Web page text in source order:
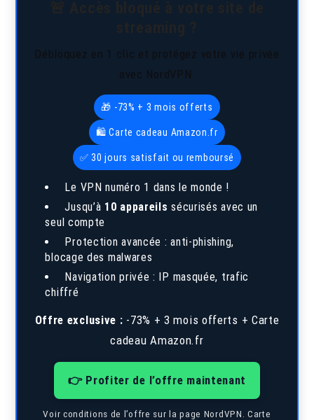
Débloquez en 1 clic et protégez votre vie privée
avec NordVPN.
🎁 -73% + 3 mois offerts
🛍️ Carte cadeau Amazon.fr
✅ 30 jours satisfait ou remboursé
Le VPN numéro 1 dans le monde !
Jusqu’à 10 appareils sécurisés avec un
seul compte
Protection avancée : anti-phishing,
blocage des malwares
Navigation privée : IP masquée, trafic
chiffré
Offre exclusive : -73% + 3 mois offerts + Carte
cadeau Amazon.fr
👉 Profiter de l’offre maintenant
Voir conditions de l’offre sur la page NordVPN. Carte